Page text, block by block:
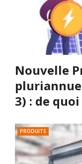
Nouvelle
3) : de
PRODUITS